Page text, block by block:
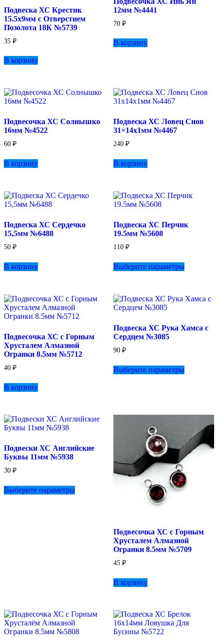
Подвеска ХС Крестик
15.5х9мм с Отверстием
Позолота 18К №5739
35 ₽
В корзину
12мм №4441
70 ₽
В корзину
Подвесочка ХС Солнышко
16мм №4522
60 ₽
В корзину
Подвеска ХС Ловец Снов
31×14х1мм №4467
240 ₽
В корзину
Подвеска ХС Сердечко
15,5мм №6488
50 ₽
В корзину
Подвеска ХС Перчик
19.5мм №5608
110 ₽
Выберите параметрытовар
Опции
на
Подвесочка ХС с Горным
Хрусталем Алмазной
Огранки 8.5мм №5712
40 ₽
В корзину
Подвеска ХС Рука Хамса с
Сердцем №3085
90 ₽
Выберите параметрытовар
можно
выбрать
на
странице
товара.
Подвески ХС Английские
Буквы 11мм №5938
30 ₽
Выберите параметры
Подвесочка ХС с Горным
Хрусталем Алмазной
Огранки 8.5мм №5709
45 ₽
В корзину